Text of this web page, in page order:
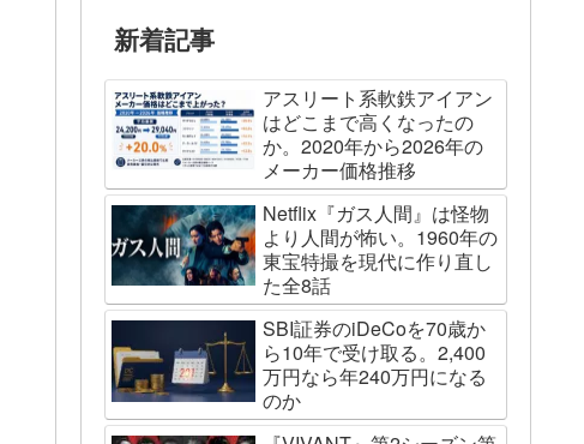
新着記事
アスリート系軟鉄アイアン
はどこまで高くなったの
か。2020年から2026年の
メーカー価格推移
Netflix『ガス人間』は怪物
より人間が怖い。1960年の
東宝特撮を現代に作り直し
た全8話
SBI証券のiDeCoを70歳か
ら10年で受け取る。2,400
万円なら年240万円になる
のか